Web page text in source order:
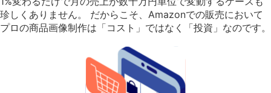
珍しくありません。 だからこそ、Amazonでの販売において
プロの商品画像制作は「コスト」ではなく「投資」なのです。